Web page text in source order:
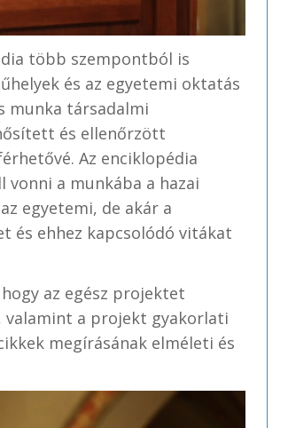
több szempontból is
és az egyetemi oktatás
munka társadalmi
és ellenőrzött
Az enciklopédia
vonni a munkába a hazai
egyetemi, de akár a
és ehhez kapcsolódó vitákat
az egész projektet
valamint a projekt gyakorlati
megírásának elméleti és